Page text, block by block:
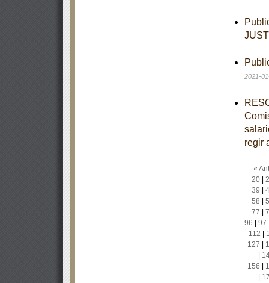
2021-
regir
«
20|
39
58
77
96
97
112
127
156